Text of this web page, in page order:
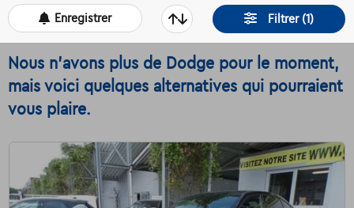
Filtrer (1)
Enregistrer
Nous n'avons plus de Dodge pour le moment,
mais voici quelques alternatives qui pourraient
vous plaire.